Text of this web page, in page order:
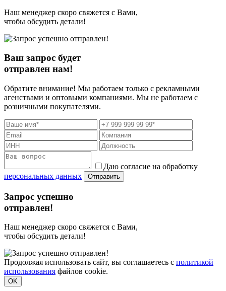
Наш менеджер скоро свяжется с Вами,
чтобы обсудить детали!
Ваш запрос будет
отправлен нам!
Обратите внимание! Мы работаем только с рекламными
агенствами и оптовыми компаниями. Мы не работаем с
розничными покупателями.
Даю согласие на обработку
персональных данных
Отправить
Запрос успешно
отправлен!
Наш менеджер скоро свяжется с Вами,
чтобы обсудить детали!
Продолжая использовать сайт, вы соглашаетесь с политикой
использования файлов cookie.
OK